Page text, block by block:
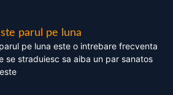
parul pe luna
pe luna este o intrebare frecventa
se straduiesc sa aiba un par sanatos